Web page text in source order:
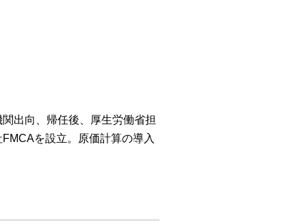
出向、帰任後、厚生労働省担
を設立。原価計算の導入